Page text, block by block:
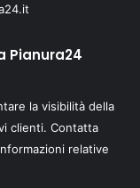
Pianura24
la visibilità della
clienti. Contatta
relative